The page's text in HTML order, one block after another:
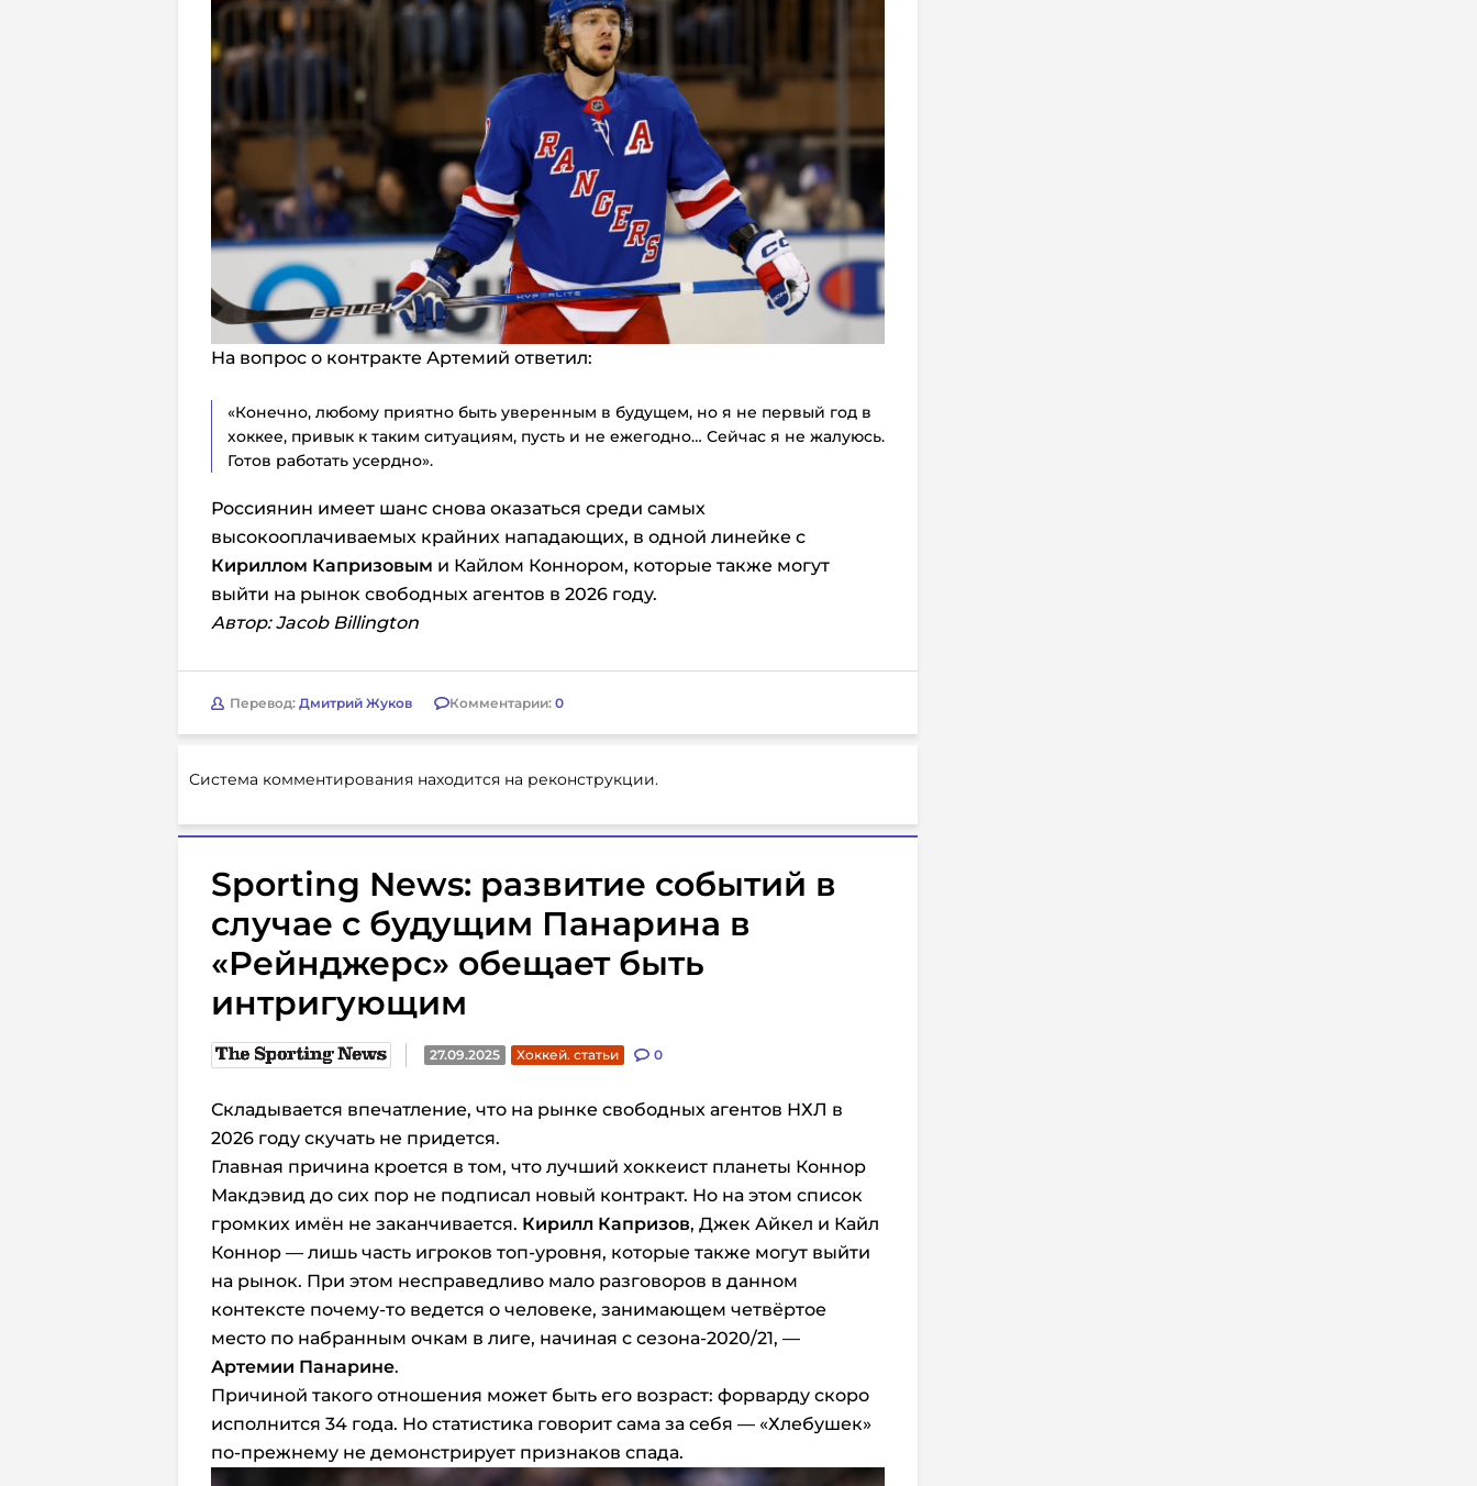
На вопрос о контракте Артемий ответил:
«Конечно, любому приятно быть уверенным в будущем, но я не первый год в
хоккее, привык к таким ситуациям, пусть и не ежегодно… Сейчас я не жалуюсь.
Готов работать усердно».
Россиянин имеет шанс снова оказаться среди самых
высокооплачиваемых крайних нападающих, в одной линейке с
Кириллом Капризовым и Кайлом Коннором, которые также могут
выйти на рынок свободных агентов в 2026 году.
Автор: Jacob Billington
Перевод: Дмитрий Жуков Комментарии: 0
Система комментирования находится на реконструкции.
Sporting News: развитие событий в
случае с будущим Панарина в
«Рейнджерс» обещает быть
интригующим
27.09.2025 Хоккей. статьи 0
Складывается впечатление, что на рынке свободных агентов НХЛ в
2026 году скучать не придется.
Главная причина кроется в том, что лучший хоккеист планеты Коннор
Макдэвид до сих пор не подписал новый контракт. Но на этом список
громких имён не заканчивается. Кирилл Капризов, Джек Айкел и Кайл
Коннор — лишь часть игроков топ-уровня, которые также могут выйти
на рынок. При этом несправедливо мало разговоров в данном
контексте почему-то ведется о человеке, занимающем четвёртое
место по набранным очкам в лиге, начиная с сезона-2020/21, —
Артемии Панарине.
Причиной такого отношения может быть его возраст: форварду скоро
исполнится 34 года. Но статистика говорит сама за себя — «Хлебушек»
по-прежнему не демонстрирует признаков спада.